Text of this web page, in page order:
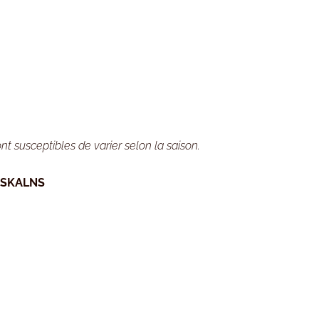
susceptibles de varier selon la saison.